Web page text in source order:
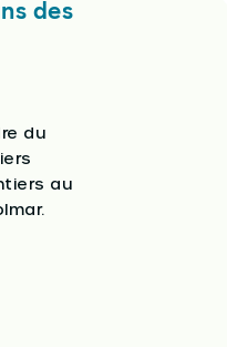
des
du
au